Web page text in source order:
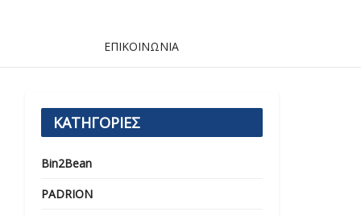
ΕΠΙΚΟΙΝΩΝΙΑ
ΚΑΤΗΓΟΡΙΕΣ
Bin2Bean
PADRION